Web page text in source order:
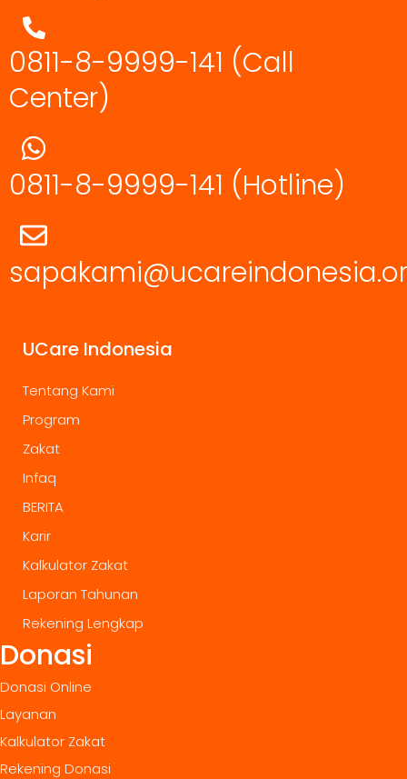
0811-8-9999-141 (Call
Center)
0811-8-9999-141 (Hotline)
UCare Indonesia
Tentang Kami
Program
Zakat
Infaq
BERITA
Karir
Kalkulator Zakat
Laporan Tahunan
Rekening Lengkap
Donasi
Donasi Online
Layanan
Kalkulator Zakat
Rekening Donasi